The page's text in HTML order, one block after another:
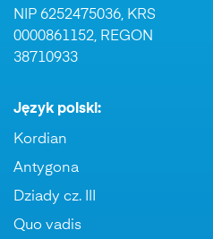
NIP 6252475036, KRS
0000861152, REGON
38710933
Język polski:
Kordian
Antygona
Dziady cz. III
Quo vadis